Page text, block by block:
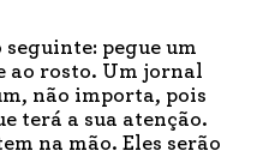
pegue um
ao rosto. Um jornal
não importa, pois
terá a sua atenção.
na mão. Eles serão